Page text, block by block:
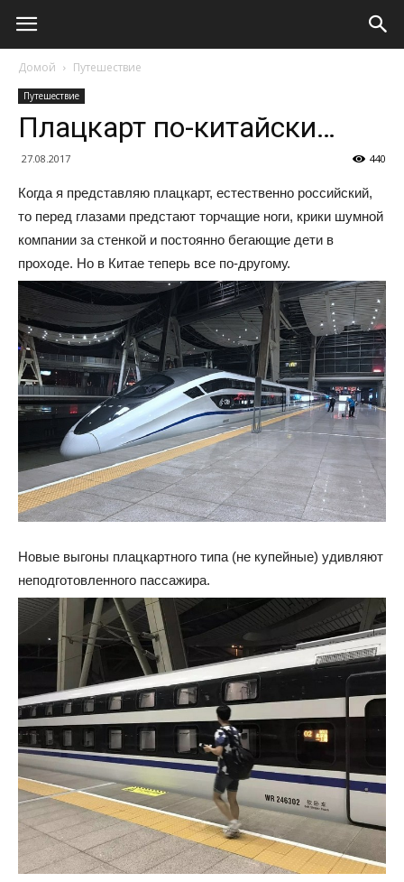
Домой Путешествие
Путешествие
Плацкарт по-китайски…
27.08.2017 440
Когда я представляю плацкарт, естественно российский,
то перед глазами предстают торчащие ноги, крики шумной
компании за стенкой и постоянно бегающие дети в
проходе. Но в Китае теперь все по-другому.
Новые выгоны плацкартного типа (не купейные) удивляют
неподготовленного пассажира.